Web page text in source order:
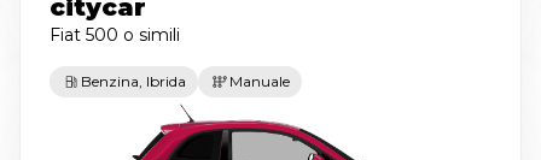
citycar
Fiat 500 o simili
Benzina, Ibrida Manuale